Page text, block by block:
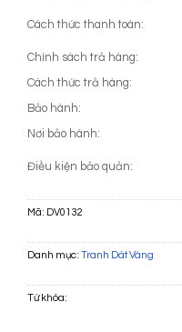
Cách thức thanh toán:
Chính sách trả hàng:
Cách thức trả hàng:
Bảo hành:
Nơi bảo hành:
Điều kiện bảo quản:
Mã: DV0132
Danh mục: Tranh Dát Vàng
Từ khóa: